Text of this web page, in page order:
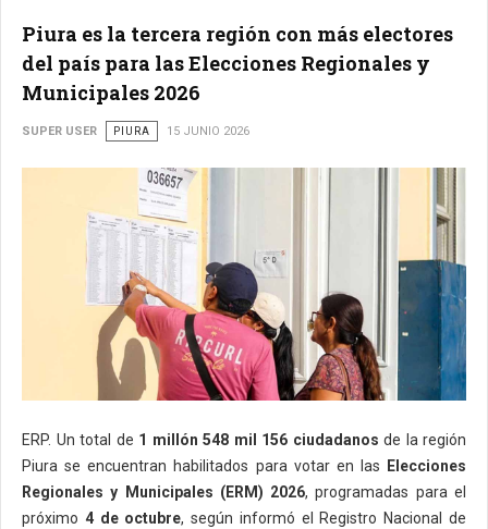
Piura es la tercera región con más electores
del país para las Elecciones Regionales y
Municipales 2026
SUPER USER PIURA 15 JUNIO 2026
ERP. Un total de 1 millón 548 mil 156 ciudadanos de la región
Piura se encuentran habilitados para votar en las
Elecciones
Regionales y Municipales (ERM) 2026, programadas para el
próximo 4 de octubre, según informó el Registro Nacional de